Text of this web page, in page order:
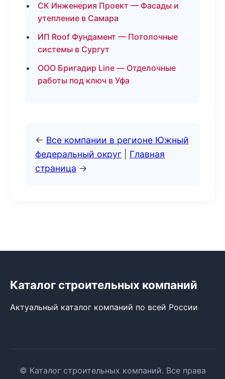
СК Инженерия Проект — Фасады и
утепление в Самара
ИП Roof Фундамент — Потолочные
системы в Сургут
ООО Бригадир Line — Отделочные
работы под ключ в Уфа
← Все компании в регионе Южный
федеральный округ
Главная
страница →
Каталог строительных компаний
Актуальный каталог компаний по всей России
© Каталог строительных компаний. Все права